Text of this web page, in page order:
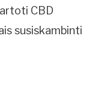
CBD
susiskambinti